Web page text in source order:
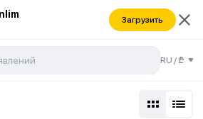
Загрузить
RU /₾